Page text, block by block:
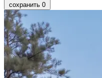
сохранить 0